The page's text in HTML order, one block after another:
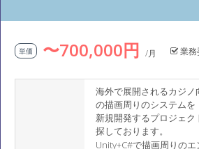
単価 〜700,000円 /月 業務
海外で展開されるカジノ
の描画周りのシステムを
新規開発するプロジェ
探しております。
Unity+C#で描画周りの